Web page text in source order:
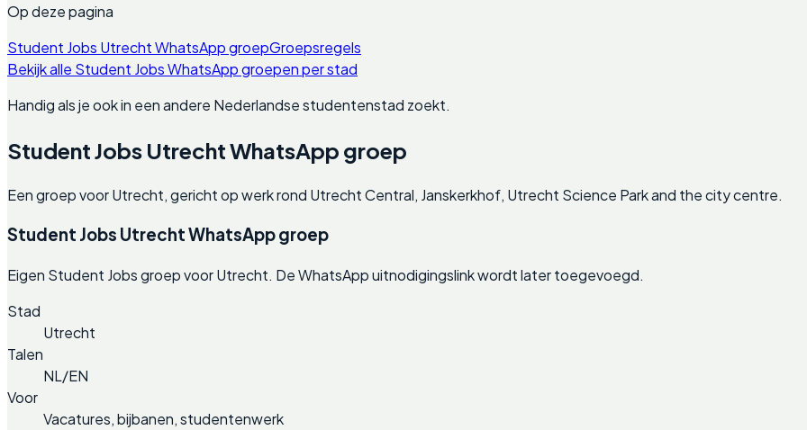
Op deze pagina
Student Jobs Utrecht WhatsApp groepGroepsregels
Bekijk alle Student Jobs WhatsApp groepen per stad
Handig als je ook in een andere Nederlandse studentenstad zoekt.
Student Jobs Utrecht WhatsApp groep
Een groep voor Utrecht, gericht op werk rond Utrecht Central, Janskerkhof, Utrecht Science Park and the city centre.
Student Jobs Utrecht WhatsApp groep
Eigen Student Jobs groep voor Utrecht. De WhatsApp uitnodigingslink wordt later toegevoegd.
Stad
Utrecht
Talen
NL/EN
Voor
Vacatures, bijbanen, studentenwerk